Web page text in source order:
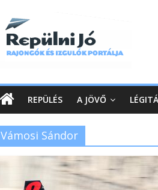
REPÜLÉS A JÖVŐ
Vámosi Sándor